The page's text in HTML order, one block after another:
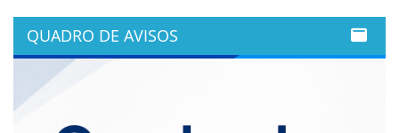
QUADRO DE AVISOS